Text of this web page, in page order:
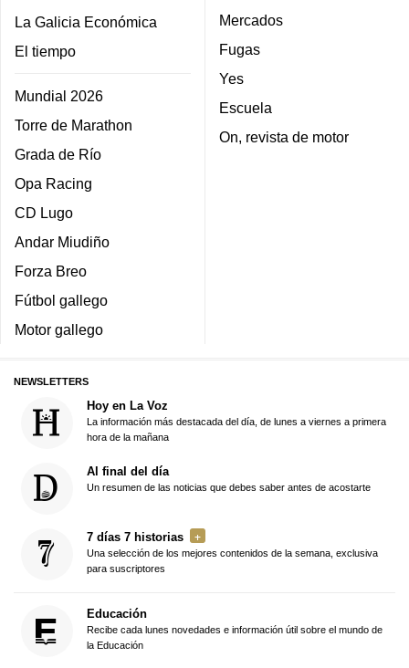
La Galicia Económica
El tiempo
Mundial 2026
Torre de Marathon
Grada de Río
Opa Racing
CD Lugo
Andar Miudiño
Forza Breo
Fútbol gallego
Motor gallego
Mercados
Fugas
Yes
Escuela
On, revista de motor
NEWSLETTERS
Hoy en La Voz
La información más destacada del día, de lunes a viernes a primera
hora de la mañana
Al final del día
Un resumen de las noticias que debes saber antes de acostarte
7 días 7 historias
Una selección de los mejores contenidos de la semana, exclusiva
para suscriptores
Educación
Recibe cada lunes novedades e información útil sobre el mundo de
la Educación